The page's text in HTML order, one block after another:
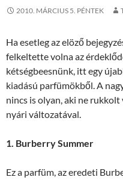
2010. MÁRCIUS 5. PÉNTEK
Ha esetleg az elöző
felkeltette volna az
kétségbeesnünk, itt egy
kiadású parfümökből. A
nincs is olyan, aki ne
nyári változatával.
1. Burberry Summer
Ez a parfüm, az eredeti